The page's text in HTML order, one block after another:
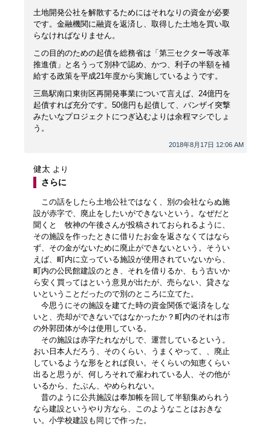
2018年8月17日 12:06 AM
土地開発公社を解散するためにはそれなりの資金が必要
です。金融機関に融資を返済し、取得した土地を買い取
らなければなりません。
この目的のための起債を総務省は「第三セクター等改革
推進債」と名うって別枠で認め、かつ、利子の半額を補
給する政策を平成21年度から実施しているようです。
三島駅南口東街区再開発事業について言えば、24億円を
起債すれば充分です。50億円も起債して、バンザイ突撃
みたいなプロジェクトにつぎ込むよりは余程マシでしょ
う。
健太 より
さらに
この話をしたら土地公社ではなく、別の会社ならぬ施
設が赤字で、廃止をしたいができないという。なぜだと
聞くと 牧神の午後さんが投稿されておられるように、
その施設を作ったときに借りたお金を返さなくてはなら
ず、その金がないために廃止ができないという。そうい
えば、町内に立っている施設が使用されていないから、
町内の公民館建設のとき、それを借りるか、もう古いか
ら安く買ってはという意見が出たが、売らない、貸さな
いということだったので別のところに立てた。
今思うにその施設を建てた時の資金関係で返済をしな
いと、売却ができないではなかったか？町内のそれは市
の外郭団体が今は使用している。
その施設は赤字たれながしで、運営しているという。
おい日本人だろう、そのくらい、うまくやって、、廃止
しているような形をとれば良い。そくらいの知恵くらい
出ると思うが、何しろそれで雇われている人、その他が
いるから、たぶん、やめられない。
昔のように公共施設は奉加帳を回して半額集められう
なら建設というやり方なら、このようなことはおきな
い。小学校建設も同じで作った。